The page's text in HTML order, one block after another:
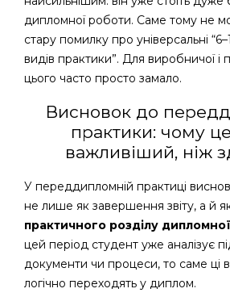
дипломної роботи. Саме тому не
стару помилку про універсальні
видів практики”. Для виробничої
цього часто просто замало.
Висновок до
практики: чому
важливіший, ніж
У переддипломній практиці
не лише як завершення звіту, а й
практичного розділу
цей період студент уже аналізує
документи чи процеси, то саме ці
логічно переходять у диплом.